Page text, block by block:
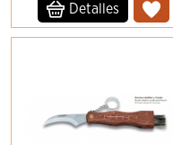
Detalles